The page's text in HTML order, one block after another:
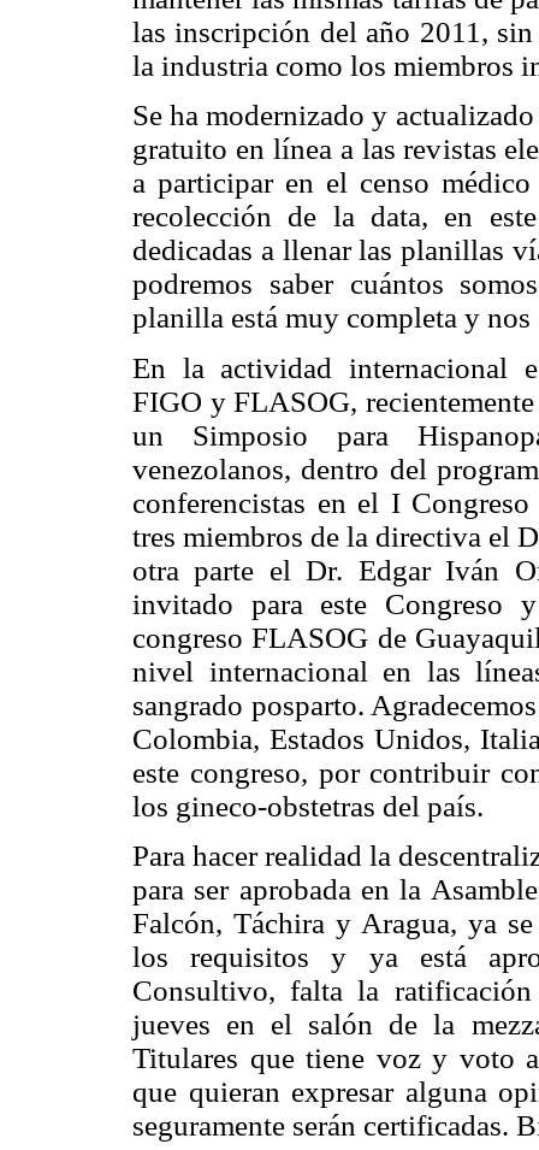
las inscripción del año 2011,
la industria como los miembros
Se ha modernizado y
gratuito en línea a las revistas
a participar en el censo
recolección de la data, en
dedicadas a llenar las planillas
podremos saber cuántos
planilla está muy completa y
En la actividad internacional
FIGO y FLASOG,
un Simposio para
venezolanos, dentro del
conferencistas en el I
tres miembros de la directiva el
otra parte el Dr. Edgar Iván
invitado para este Congreso
congreso FLASOG de
nivel internacional en las
sangrado posparto.
Colombia, Estados Unidos,
este congreso, por contribuir
los gineco-obstetras del país.
Para hacer realidad la
para ser aprobada en la
Falcón, Táchira y Aragua, ya
los requisitos y ya está
Consultivo, falta la
jueves en el salón de la
Titulares que tiene voz y voto
que quieran expresar alguna
seguramente serán certificadas.